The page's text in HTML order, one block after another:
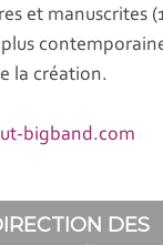
et manuscrites
la création.
bigband.com
DES